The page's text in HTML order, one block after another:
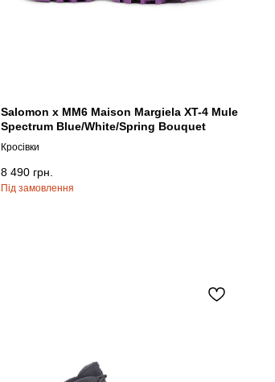
Salomon x MM6 Maison Margiela XT-4 Mule
Spectrum Blue/White/Spring Bouquet
Кросівки
8 490 грн.